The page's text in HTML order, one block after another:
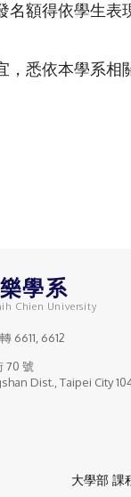
名額得依學生表
，悉依本學系相
學系
Chien University
轉 6611, 6612
70 號
Dist., Taipei City
大學部 課